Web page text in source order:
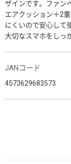
ザインです。ファン
エアクッション＋2
にくいので安心して
大切なスマホをしっ
JANコード
4573629683573